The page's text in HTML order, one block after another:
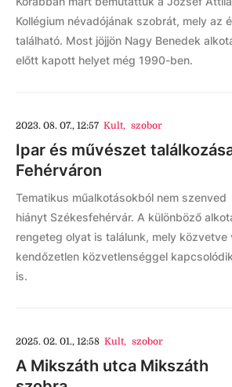
Kollégium névadójának szobrát, mely az
található. Most jöjjön Nagy Benedek
előtt kapott helyet még 1990-ben.
2023. 08. 07., 12:57 Kult, szobor
Ipar és művészet
Fehérváron
Tematikus műalkotásokból nem szenved
hiányt Székesfehérvár. A különböző
rengeteg olyat is találunk, mely közvetve
kendőzetlen közvetlenséggel
is.
2025. 02. 01., 12:58 Kult, szobor
A Mikszáth utca Mikszáth